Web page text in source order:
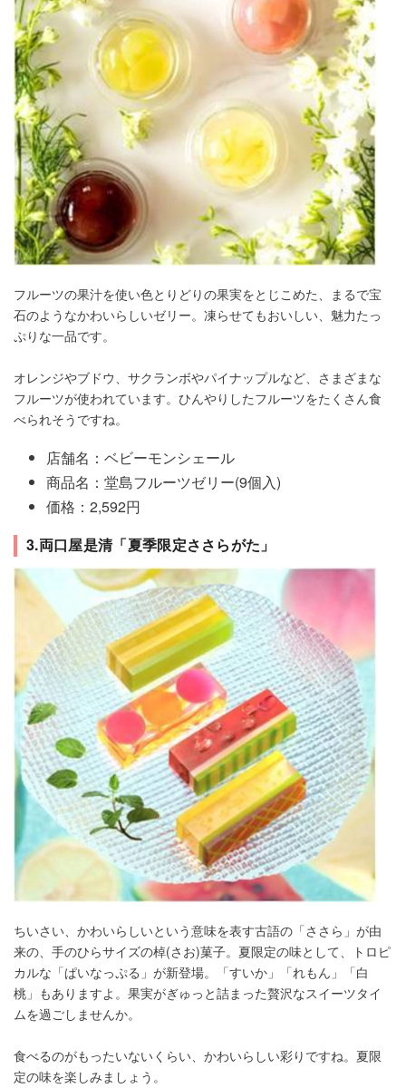
フルーツの果汁を使い色とりどりの果実をとじこめた、まるで宝
石のようなかわいらしいゼリー。凍らせてもおいしい、魅力たっ
ぷりな一品です。
オレンジやブドウ、サクランボやパイナップルなど、さまざまな
フルーツが使われています。ひんやりしたフルーツをたくさん食
べられそうですね。
店舗名：ベビーモンシェール
商品名：堂島フルーツゼリー(9個入)
価格：2,592円
3.両口屋是清「夏季限定ささらがた」
ちいさい、かわいらしいという意味を表す古語の「ささら」が由
来の、手のひらサイズの棹(さお)菓子。夏限定の味として、トロピ
カルな「ぱいなっぷる」が新登場。「すいか」「れもん」「白
桃」もありますよ。果実がぎゅっと詰まった贅沢なスイーツタイ
ムを過ごしませんか。
食べるのがもったいないくらい、かわいらしい彩りですね。夏限
定の味を楽しみましょう。